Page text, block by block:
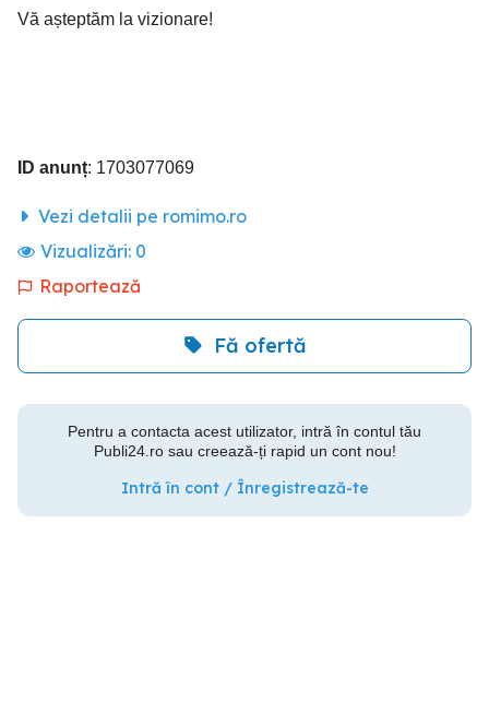
Vă așteptăm la vizionare!
ID anunț: 1703077069
Vezi detalii pe romimo.ro
Vizualizări: 0
Raportează
Fă ofertă
Pentru a contacta acest utilizator, intră în contul tău
Publi24.ro sau creează-ți rapid un cont nou!
Intră în cont / Înregistrează-te